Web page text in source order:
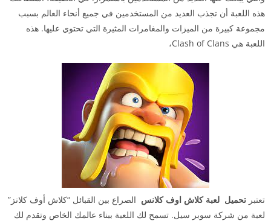
هذه اللعبة أن تجذب العديد من المستخدمين في جميع أنحاء العالم بسبب
مجموعة كبيرة من الميزات والمغامرات المثيرة التي تحتوي عليها. هذه
اللعبة هي Clash of Clans،
تعتبر تحميل لعبة كلاش اوف كلانس الصراع بين القبائل “كلاش أوف كلانز”
لعبة من شركة سوبر سيل. تسمح لك اللعبة ببناء عالمك الخاص وتقدم لك